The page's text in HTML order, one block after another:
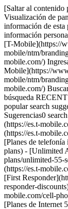
[Saltar al contenido principal](https://es.t-mobile.com#content-main) Visualización de pantalla en TV en curso. Finalizar sesión Toda la información de esta página está oculta para tu Experto. Toda la información personal de esta página está oculta para tu Experto. [![T-Mobile](https://www.t-mobile.com/content/dam/t-mobile/ntm/branding/logos/corporate/tmo-logo-v4.svg)](https://es.t-mobile.com/) Ingresar [Carrito](https://es.t-mobile.com/cart) [![T-Mobile](https://www.t-mobile.com/content/dam/t-mobile/ntm/branding/logos/corporate/tmo-logo-v4.svg)](https://es.t-mobile.com/) Buscar Buscar Enviar término de búsqueda Cerrar la búsqueda RECENT SEARCHES0 recent searches POPULAR0 popular search suggestions Categoríasundefined categories Sugerencias0 search suggestions TOP SUGGESTIONS - [](https://es.t-mobile.com) undefined top suggestions - [Planes](https://es.t-mobile.com/cell-phone-plans) Planes - Planes móviles - [Planes de telefonía ilimitados](https://es.t-mobile.com/cell-phone-plans) - [Unlimited Age 55+](https://es.t-mobile.com/cell-phone-plans/unlimited-55-senior-discount-plans) - [Militares y veteranos](https://es.t-mobile.com/cell-phone-plans/military-discount-plans) - [First Responder](https://es.t-mobile.com/cell-phone-plans/first-responder-discounts) - [Estudiantes universitarios](https://es.t-mobile.com/cell-phone-plans/student-discounts) - Otros planes - [Planes de Internet 5G residencial](https://es.t-mobile.com/home-internet/plans) - [Planes de Internet por fibra óptica](https://es.t-mobile.com/home-internet/fiber) - [Planes para relojes y tablets](https://es.t-mobile.com/cell-phone-plans/affordable-data-plans) - [Planes de teléfonos prepagados](https://es.prepaid.t-mobile.com/prepaid-plans) - [Planes telefónicos para empresas](https://es.t-mobile.com/business/wireless-business-plans) - [Teléfonos y dispositivos](https://es.t-mobile.com/cell-phones) Teléfonos y dispositivos - [Teléfonos](https://es.t-mobile.com/cell-phones) - [Teléfonos 5G](https://es.t-mobile.com/5g/phones) - [Tablets](https://es.t-mobile.com/tablets) - [Relojes inteligentes](https://es.t-mobile.com/smart-watches) - [Hotspots y más](https://es.t-mobile.com/hotspots-iot-connected-devices) - [Accesorios](https://es.t-mobile.com/accessories) - [Trae tu propio dispositivo](https://es.t-mobile.com/resources/bring-your-own-phone) - [Ideas de regalos tecnológicos](https://es.t-mobile.com/devices/tech-gifts) - [Ofertas](https://es.t-mobile.com/offers) Ofertas - [Ver ofertas](https://es.t-mobile.com/offers) - [Apple](https://es.t-mobile.com/offers/apple-iphone-deals) - [Samsung](https://es.t-mobile.com/offers/samsung-phone-deals) - [Motorola](https://es.t-mobile.com/offers/motorola-phone-deals) - [Google](https://es.t-mobile.com/offers/google-phone-deals) - [Revvl](https://es.t-mobile.com/offers/t-mobile-revvl-phone-